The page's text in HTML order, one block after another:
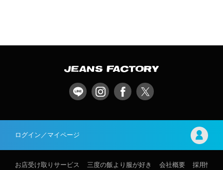
ログイン／マイページ
お店受け取りサービス 三度の飯より服が好き 会社概要 採用情報